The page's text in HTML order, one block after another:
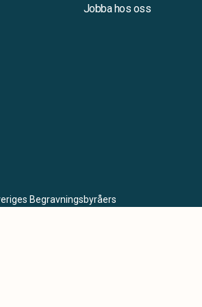
Jobba hos oss
Begravningsbyråers